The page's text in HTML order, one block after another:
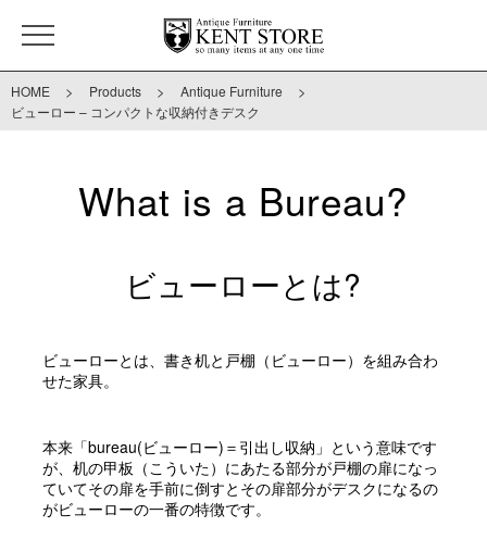
HOME > Products > Antique Furniture >
ビューロー – コンパクトな収納付きデスク
What is a Bureau?
ビューローとは?
ビューローとは、書き机と戸棚（ビューロー）を組み合わ
せた家具。
本来「bureau(ビューロー)＝引出し収納」という意味です
が、机の甲板（こういた）にあたる部分が戸棚の扉になっ
ていてその扉を手前に倒すとその扉部分がデスクになるの
がビューローの一番の特徴です。